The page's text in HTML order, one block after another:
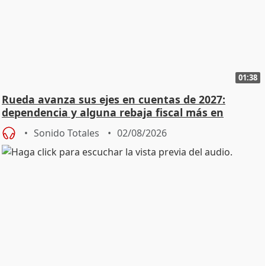
01:38
Rueda avanza sus ejes en cuentas de 2027:
dependencia y alguna rebaja fiscal más en
vivienda
Sonido Totales 02/08/2026